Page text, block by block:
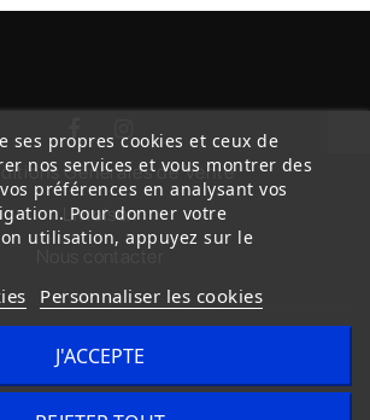
Générales de Vente
Livraison
trilogue-design.fr
ses propres cookies et ceux de
nos services et vous montrer des
préférences en analysant vos
Pour donner votre
utilisation, appuyez sur le
Personnaliser les cookies
J'ACCEPTE